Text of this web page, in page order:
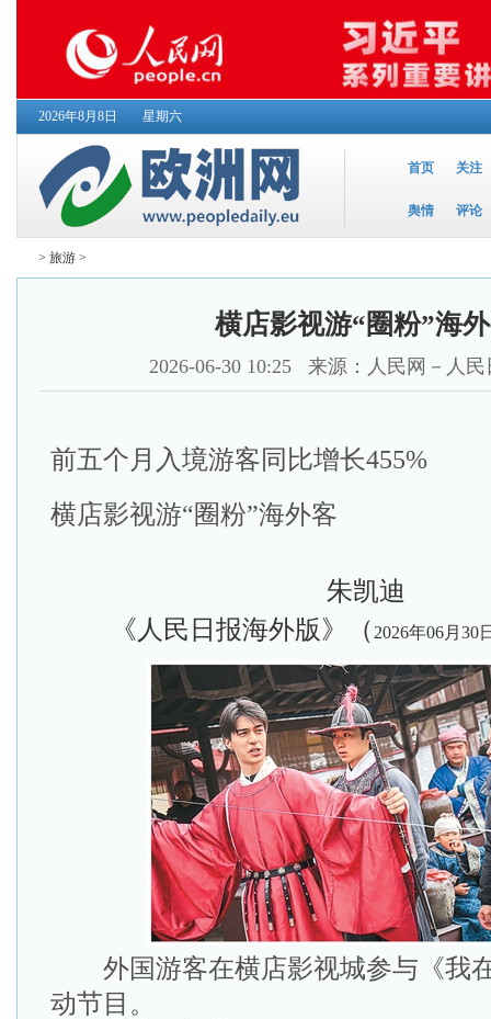
2026年8月8日 星期六
首页 关注
舆情 评论
> 旅游 >
横店影视游“圈粉”海
2026-06-30 10:25 来源：人民网－人民
前五个月入境游客同比增长455%
横店影视游“圈粉”海外客
朱凯迪
《人民日报海外版》（ 2026年06月30
外国游客在横店影视城参与《我
动节目。